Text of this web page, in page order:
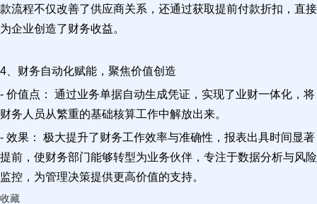
款流程不仅改善了供应商关系，还通过获取提前付款折扣，直接
为企业创造了财务收益。
4、财务自动化赋能，聚焦价值创造
- 价值点： 通过业务单据自动生成凭证，实现了业财一体化，将
财务人员从繁重的基础核算工作中解放出来。
- 效果： 极大提升了财务工作效率与准确性，报表出具时间显著
提前，使财务部门能够转型为业务伙伴，专注于数据分析与风险
监控，为管理决策提供更高价值的支持。
收藏